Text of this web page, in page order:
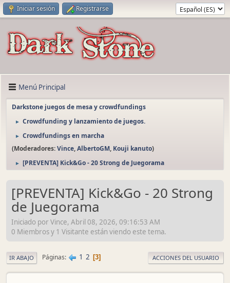
Iniciar sesión Registrarse
Menú Principal
Darkstone juegos de mesa y crowdfundings
► Crowdfunding y lanzamiento de juegos.
►
Crowdfundings en marcha
(Moderadores:Vince,AlbertoGM, Kouji kanuto)
► [PREVENTA] Kick&Go - 20 Strong de Juegorama
[PREVENTA] Kick&Go - 20 Strong
de Juegorama
Iniciado por Vince, Abril 08, 2026, 09:16:53 AM
0 Miembros y 1 Visitante están viendo este tema.
IR ABAJO Páginas 1 2 3 ACCIONES DEL USUARIO